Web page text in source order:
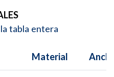
tabla entera
Material